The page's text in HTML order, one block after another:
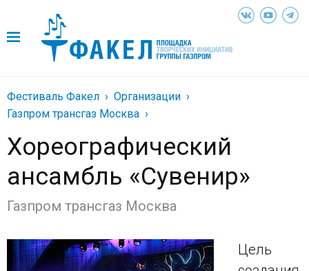
Фестиваль Факел
Организации
Газпром трансгаз Москва
Хореографический
ансамбль «Сувенир»
Газпром трансгаз Москва
Цель